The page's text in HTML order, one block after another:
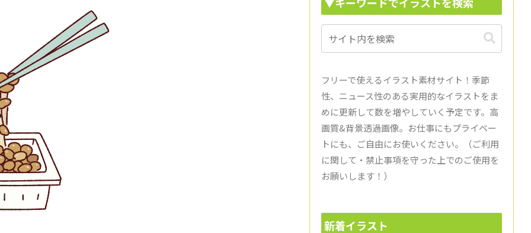
フリーで使えるイラスト素材サイト！季節
性、ニュース性のある実用的なイラストをま
めに更新して数を増やしていく予定です。高
画質&背景透過画像。お仕事にもプライベー
トにも、ご自由にお使いください。（ご利用
に関して・禁止事項を守った上でのご使用を
お願いします！）
新着イラスト